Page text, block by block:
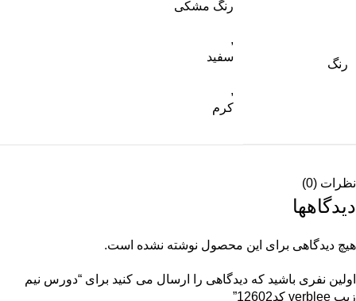
رنگ
رنگ مشکی
,
سفید
,
کرم
نظرات (0)
دیدگاهها
هیچ دیدگاهی برای این محصول نوشته نشده است.
اولین نفری باشید که دیدگاهی را ارسال می کنید برای “دورس نیم
زیپ verblee کد12602”